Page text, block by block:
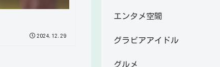
2024.12.29
エンタメ空間
グラビアアイドル
グルメ